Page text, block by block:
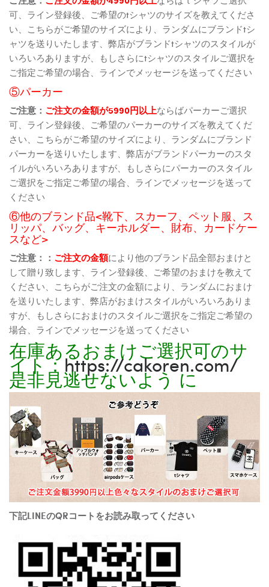
可、ライン登録後、ご希望のtシャツのサイズを教えてくださ
い、こちらがご希望のサイズにより、ランダムにブランドtシ
ャツを送りいたします、弊店がブランドtシャツのスタイルが
いろいろありますが、もしさらにtシャツのスタイルご選択を
ご指定ご希望の場合、ラインでメッセージを送ってください
⑤パーカー
ご注意： ご注文の金額が5990円以上ならばパーカーご選択
可、ライン登録後、ご希望のパーカーのサイズを教えてくだ
さい、こちらがご希望のサイズにより、ランダムにブランド
パーカーを送りいたします、弊店がブランドパーカーのスタ
イルがいろいろありますが、もしさらにパーカーのスタイル
ご選択をご指定ご希望の場合、ラインでメッセージを送って
ください
⑥他のブランド品<靴下、スカーフ、ペット服、ス
リッパ、バッグ、キーホルダー、財布、カードケー
スなど>
ご注意：： ご注文の金額により他のブランド品全部おまけと
して贈り致します、ライン登録後、ご希望のおまけを教えて
ください、こちらがご注文の金額により、ランダムにおまけ
を送りいたします、弊店がおまけスタイルがいろいろありま
すが、もしさらにおまけのスタイルご選択をご指定ご希望の
場合、ラインでメッセージを送ってください
在庫あるおまけご選択可のサ
イト：https://cakoren.com/
是非見逃せないよう に
下記LINEのQRコートをお読み取ってください